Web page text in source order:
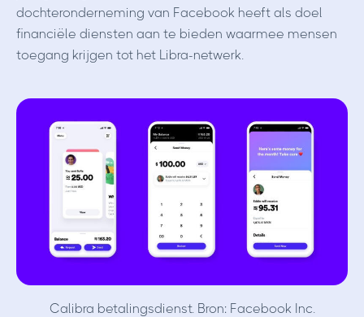
dochteronderneming van Facebook heeft als doel
financiële diensten aan te bieden waarmee mensen
toegang krijgen tot het Libra-netwerk.
Calibra betalingsdienst. Bron: Facebook Inc.